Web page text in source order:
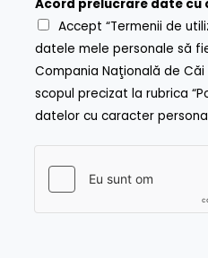
p
r
e
l
u
c
r
e
ă
p
e
t
i
Acord prelucrare date cu
Accept “Termenii de
datele mele personale să
Compania Naţională de Căi
scopul precizat la rubrica
datelor cu caracter personal